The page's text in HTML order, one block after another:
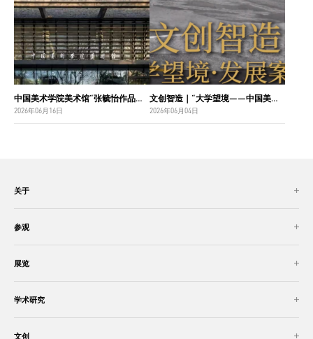
中国美术学院美术馆“张毓怡作品捐赠收藏项目”入选“2026年度国家美术作品收藏和捐赠奖励项目名单”
2026年06月16日
文创智造｜“大学望境——中国美术学院建设世界一流大学二十周年”特展导览
2026年06月04日
关于
参观
展览
学术研究
文创